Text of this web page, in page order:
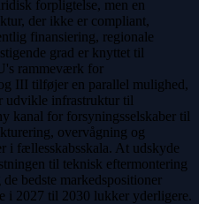
forpligtelse, men en
der ikke er compliant,
finansiering, regionale
grad er knyttet til
rammeværk for
III tilføjer en parallel mulighed,
udvikle infrastruktur til
kanal for forsyningsselskaber til
overvågning og
i fællesskabsskala. At udskyde
til teknisk eftermontering
bedste markedspositioner
i 2027 til 2030 lukker yderligere.